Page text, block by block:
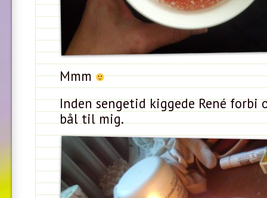
Mmm
Inden sengetid kiggede René forbi
bål til mig.